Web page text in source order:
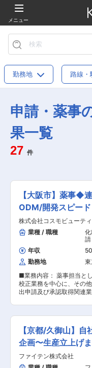
メニュー
勤務地 路線・
申請・薬事
果一覧
27 件
【大阪市】薬事◆
ODM/開発スピー
株式会社コスモビューテ
業種 / 職種
請
年収
勤務地
■業務内容： 薬事担当と
校正業務を中心に、その
出申請及び承認取得関連
開発スピードや商品提案
スを誇り、競合他社より
です。 ■組織構成： 正社員6名（うち1名時
短）、嘱託1名、パート2
が行かないように業務を
急ぎの業務とそうでない
引かないよう心がけています。 ■当社
【京都/久御山】
企画〜生産立上げ
ファイテン株式会社